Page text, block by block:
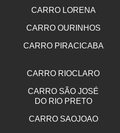
CARRO LORENA
CARRO OURINHOS
CARRO PIRACICABA
CARRO RIOCLARO
CARRO SÃO JOSÉ
DO RIO PRETO
CARRO SAOJOAO